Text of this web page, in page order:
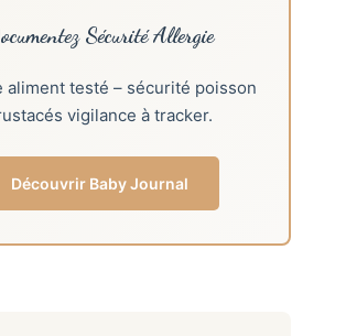
Sécurité Allergie
aliment testé – sécurité poisson
vigilance à tracker.
Découvrir Baby Journal